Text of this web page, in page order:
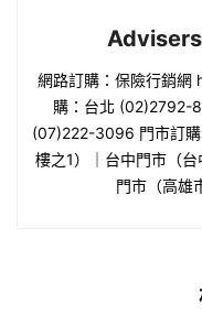
網路訂購：保險行銷
購：台北 (02)2792-
(07)222-3096 門市訂
樓之1）｜台中門市（
門市（高雄